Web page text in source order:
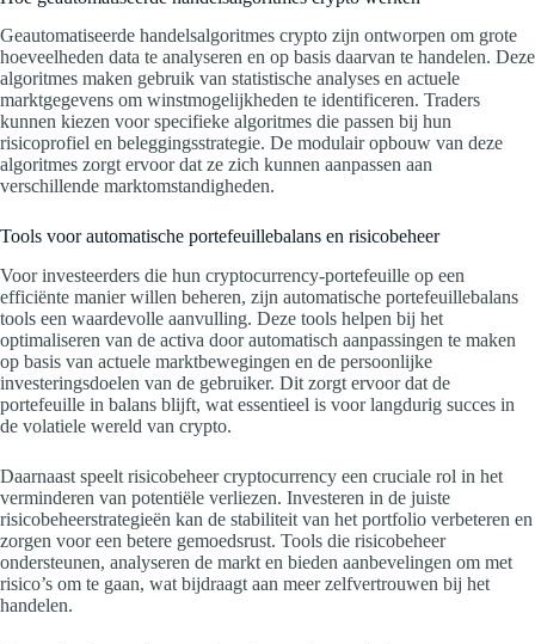
Geautomatiseerde handelsalgoritmes crypto zijn ontworpen om grote
hoeveelheden data te analyseren en op basis daarvan te handelen. Deze
algoritmes maken gebruik van statistische analyses en actuele
marktgegevens om winstmogelijkheden te identificeren. Traders
kunnen kiezen voor specifieke algoritmes die passen bij hun
risicoprofiel en beleggingsstrategie. De modulair opbouw van deze
algoritmes zorgt ervoor dat ze zich kunnen aanpassen aan
verschillende marktomstandigheden.
Tools voor automatische portefeuillebalans en risicobeheer
Voor investeerders die hun cryptocurrency-portefeuille op een
efficiënte manier willen beheren, zijn automatische portefeuillebalans
tools een waardevolle aanvulling. Deze tools helpen bij het
optimaliseren van de activa door automatisch aanpassingen te maken
op basis van actuele marktbewegingen en de persoonlijke
investeringsdoelen van de gebruiker. Dit zorgt ervoor dat de
portefeuille in balans blijft, wat essentieel is voor langdurig succes in
de volatiele wereld van crypto.
Daarnaast speelt risicobeheer cryptocurrency een cruciale rol in het
verminderen van potentiële verliezen. Investeren in de juiste
risicobeheerstrategieën kan de stabiliteit van het portfolio verbeteren en
zorgen voor een betere gemoedsrust. Tools die risicobeheer
ondersteunen, analyseren de markt en bieden aanbevelingen om met
risico’s om te gaan, wat bijdraagt aan meer zelfvertrouwen bij het
handelen.